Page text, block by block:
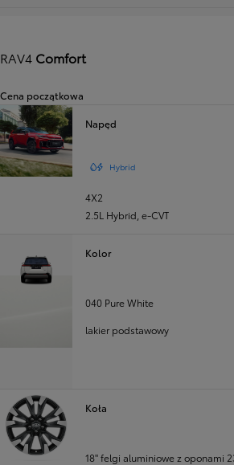
RAV4 Comfort
Cena początkowa
Napęd
Hybrid
4X2
2.5L Hybrid e‑CVT
Kolor
040 Pure White
lakier podstawowy
Koła
18" felgi aluminiowe z oponami